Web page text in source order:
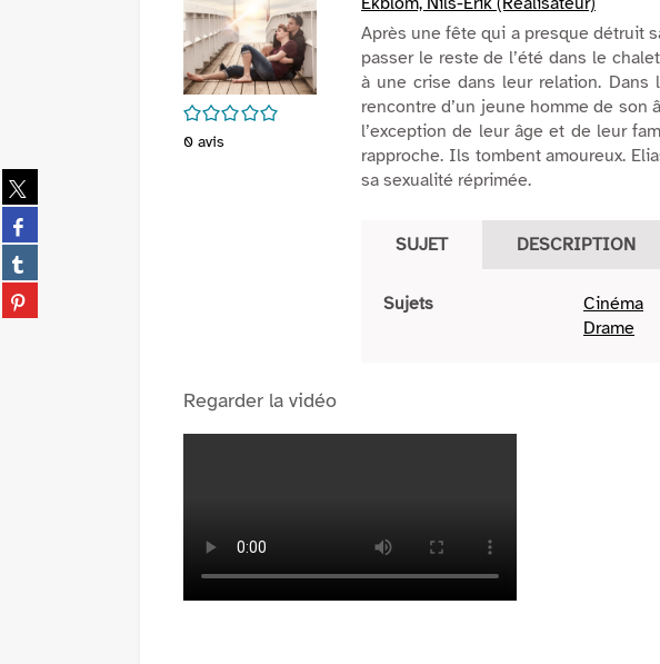
Partager
sur
twitter
(Nouvelle
fenêtre)
Partager
sur
facebook
(Nouvelle
fenêtre)
Partager
sur
tumblr
Partager
sur
/5
0 avis
Après une fête qui a presque détruit
passer le reste de l’été dans le
à une crise dans leur relation.
rencontre d’un jeune homme de son
l’exception de leur âge et de leur
rapproche. Ils tombent amoureux.
sa sexualité réprimée.
SUJET DESCRIPTION
Sujets
Cinéma
Drame
Regarder la vidéo